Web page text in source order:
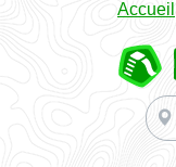
Accueil